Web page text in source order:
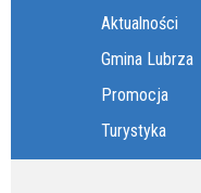
Aktualności
Gmina Lubrza
Promocja
Turystyka